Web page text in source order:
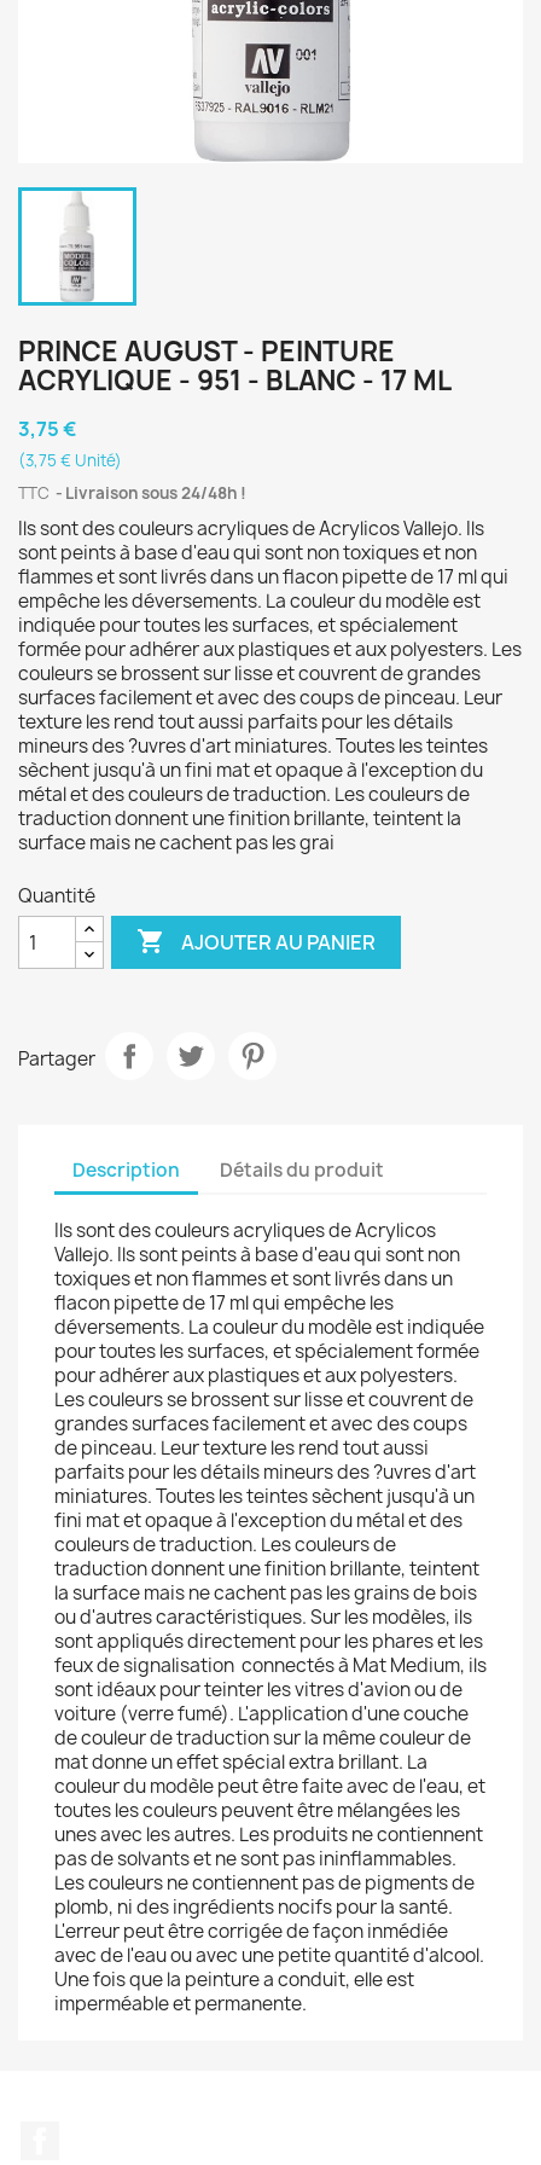
PRINCE AUGUST - PEINTURE
ACRYLIQUE - 951 - BLANC - 17 ML
3,75 €
(3,75 € Unité)
TTC
Livraison sous 24/48h !
Ils sont des couleurs acryliques de Acrylicos Vallejo. Ils
sont peints à base d'eau qui sont non toxiques et non
flammes et sont livrés dans un flacon pipette de 17 ml qui
empêche les déversements. La couleur du modèle est
indiquée pour toutes les surfaces, et spécialement
formée pour adhérer aux plastiques et aux polyesters. Les
couleurs se brossent sur lisse et couvrent de grandes
surfaces facilement et avec des coups de pinceau. Leur
texture les rend tout aussi parfaits pour les détails
mineurs des ?uvres d'art miniatures. Toutes les teintes
sèchent jusqu'à un fini mat et opaque à l'exception du
métal et des couleurs de traduction. Les couleurs de
traduction donnent une finition brillante, teintent la
surface mais ne cachent pas les grai
Quantité
 AJOUTER AU PANIER
Partager
Description Détails du produit
Ils sont des couleurs acryliques de Acrylicos
Vallejo. Ils sont peints à base d'eau qui sont non
toxiques et non flammes et sont livrés dans un
flacon pipette de 17 ml qui empêche les
déversements. La couleur du modèle est indiquée
pour toutes les surfaces, et spécialement formée
pour adhérer aux plastiques et aux polyesters.
Les couleurs se brossent sur lisse et couvrent de
grandes surfaces facilement et avec des coups
de pinceau. Leur texture les rend tout aussi
parfaits pour les détails mineurs des ?uvres d'art
miniatures. Toutes les teintes sèchent jusqu'à un
fini mat et opaque à l'exception du métal et des
couleurs de traduction. Les couleurs de
traduction donnent une finition brillante, teintent
la surface mais ne cachent pas les grains de bois
ou d'autres caractéristiques. Sur les modèles, ils
sont appliqués directement pour les phares et les
feux de signalisation connectés à Mat Medium, ils
sont idéaux pour teinter les vitres d'avion ou de
voiture (verre fumé). L'application d'une couche
de couleur de traduction sur la même couleur de
mat donne un effet spécial extra brillant. La
couleur du modèle peut être faite avec de l'eau, et
toutes les couleurs peuvent être mélangées les
unes avec les autres. Les produits ne contiennent
pas de solvants et ne sont pas ininflammables.
Les couleurs ne contiennent pas de pigments de
plomb, ni des ingrédients nocifs pour la santé.
L'erreur peut être corrigée de façon inmédiée
avec de l'eau ou avec une petite quantité d'alcool.
Une fois que la peinture a conduit, elle est
imperméable et permanente.